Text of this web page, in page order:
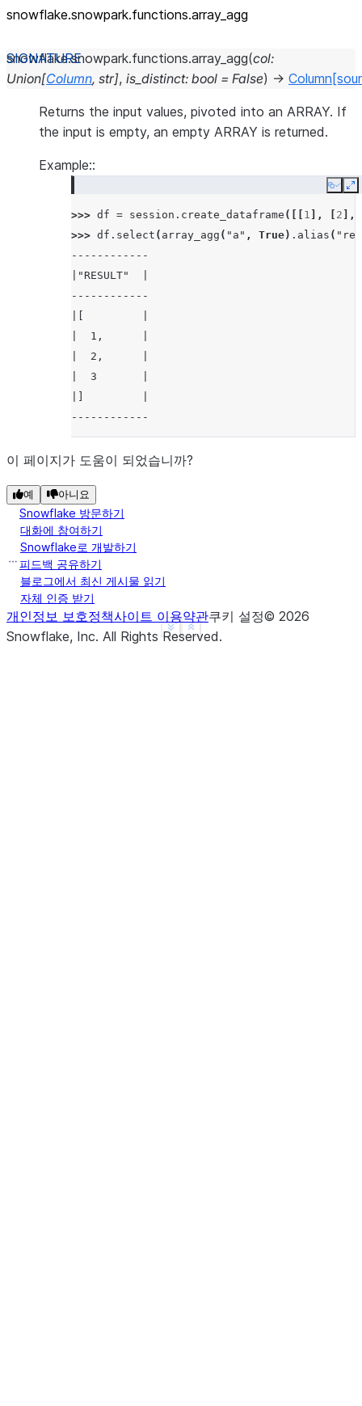
snowflake.snowpark.functions.array_ agg
snowflake.snowpark.functions.array_agg(col:
Union[Column, str], is_distinct: bool = False) → Column
Returns the input values, pivoted into an ARRAY. If
the input is empty, an empty ARRAY is returned.
Example::
Copy
>>> df = session . create_dataframe ([[ 1 ], 2 ],
>>> df . select ( array_agg ( "a" , True) . alias (
------------
|"RESULT"  |
------------
|  1,      |
|  2,      |
|  3       |
------------
Show less
See more
이 페이지가 도움이 되었습니까?
예 아니요
Snowflake 방문하기
대화에 참여하기
Snowflake로 개발하기
피드백 공유하기
블로그에서 최신 게시물 읽기
자체 인증 받기
개인정보 보호정책사이트 이용약관쿠키 설정© 2026
Snowflake, Inc. All Rights Reserved.